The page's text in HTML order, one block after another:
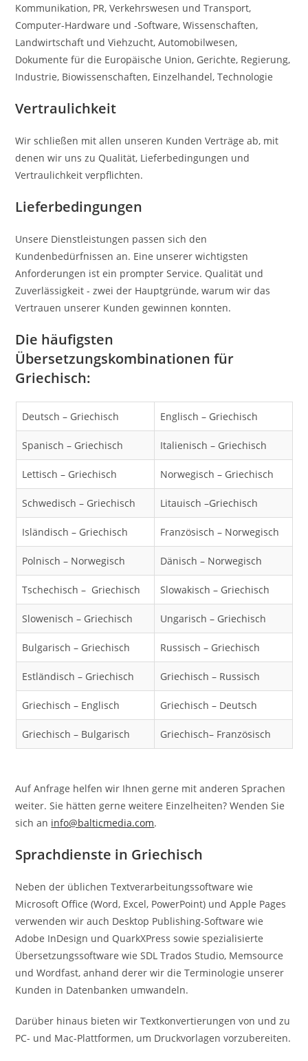
Kommunikation, PR, Verkehrswesen und Transport,
Computer-Hardware und -Software, Wissenschaften,
Landwirtschaft und Viehzucht, Automobilwesen,
Dokumente für die Europäische Union, Gerichte, Regierung,
Industrie, Biowissenschaften, Einzelhandel, Technologie
Vertraulichkeit
Wir schließen mit allen unseren Kunden Verträge ab, mit
denen wir uns zu Qualität, Lieferbedingungen und
Vertraulichkeit verpflichten.
Lieferbedingungen
Unsere Dienstleistungen passen sich den
Kundenbedürfnissen an. Eine unserer wichtigsten
Anforderungen ist ein prompter Service. Qualität und
Zuverlässigkeit - zwei der Hauptgründe, warum wir das
Vertrauen unserer Kunden gewinnen konnten.
Die häufigsten
Übersetzungskombinationen für
Griechisch:
Deutsch – Griechisch Englisch – Griechisch
Spanisch – Griechisch Italienisch – Griechisch
Lettisch – Griechisch Norwegisch – Griechisch
Schwedisch – Griechisch Litauisch –Griechisch
Isländisch – Griechisch Französisch – Norwegisch
Polnisch – Norwegisch Dänisch – Norwegisch
Tschechisch – Griechisch Slowakisch – Griechisch
Slowenisch – Griechisch Ungarisch – Griechisch
Bulgarisch – Griechisch Russisch – Griechisch
Estländisch – Griechisch Griechisch – Russisch
Griechisch – Englisch Griechisch – Deutsch
Griechisch – Bulgarisch Griechisch– Französisch
Auf Anfrage helfen wir Ihnen gerne mit anderen Sprachen
weiter. Sie hätten gerne weitere Einzelheiten? Wenden Sie
sich an info@balticmedia.com.
Sprachdienste in Griechisch
Neben der üblichen Textverarbeitungssoftware wie
Microsoft Office (Word, Excel, PowerPoint) und Apple Pages
verwenden wir auch Desktop Publishing-Software wie
Adobe InDesign und QuarkXPress sowie spezialisierte
Übersetzungssoftware wie SDL Trados Studio, Memsource
und Wordfast, anhand derer wir die Terminologie unserer
Kunden in Datenbanken umwandeln.
Darüber hinaus bieten wir Textkonvertierungen von und zu
PC- und Mac-Plattformen, um Druckvorlagen vorzubereiten.